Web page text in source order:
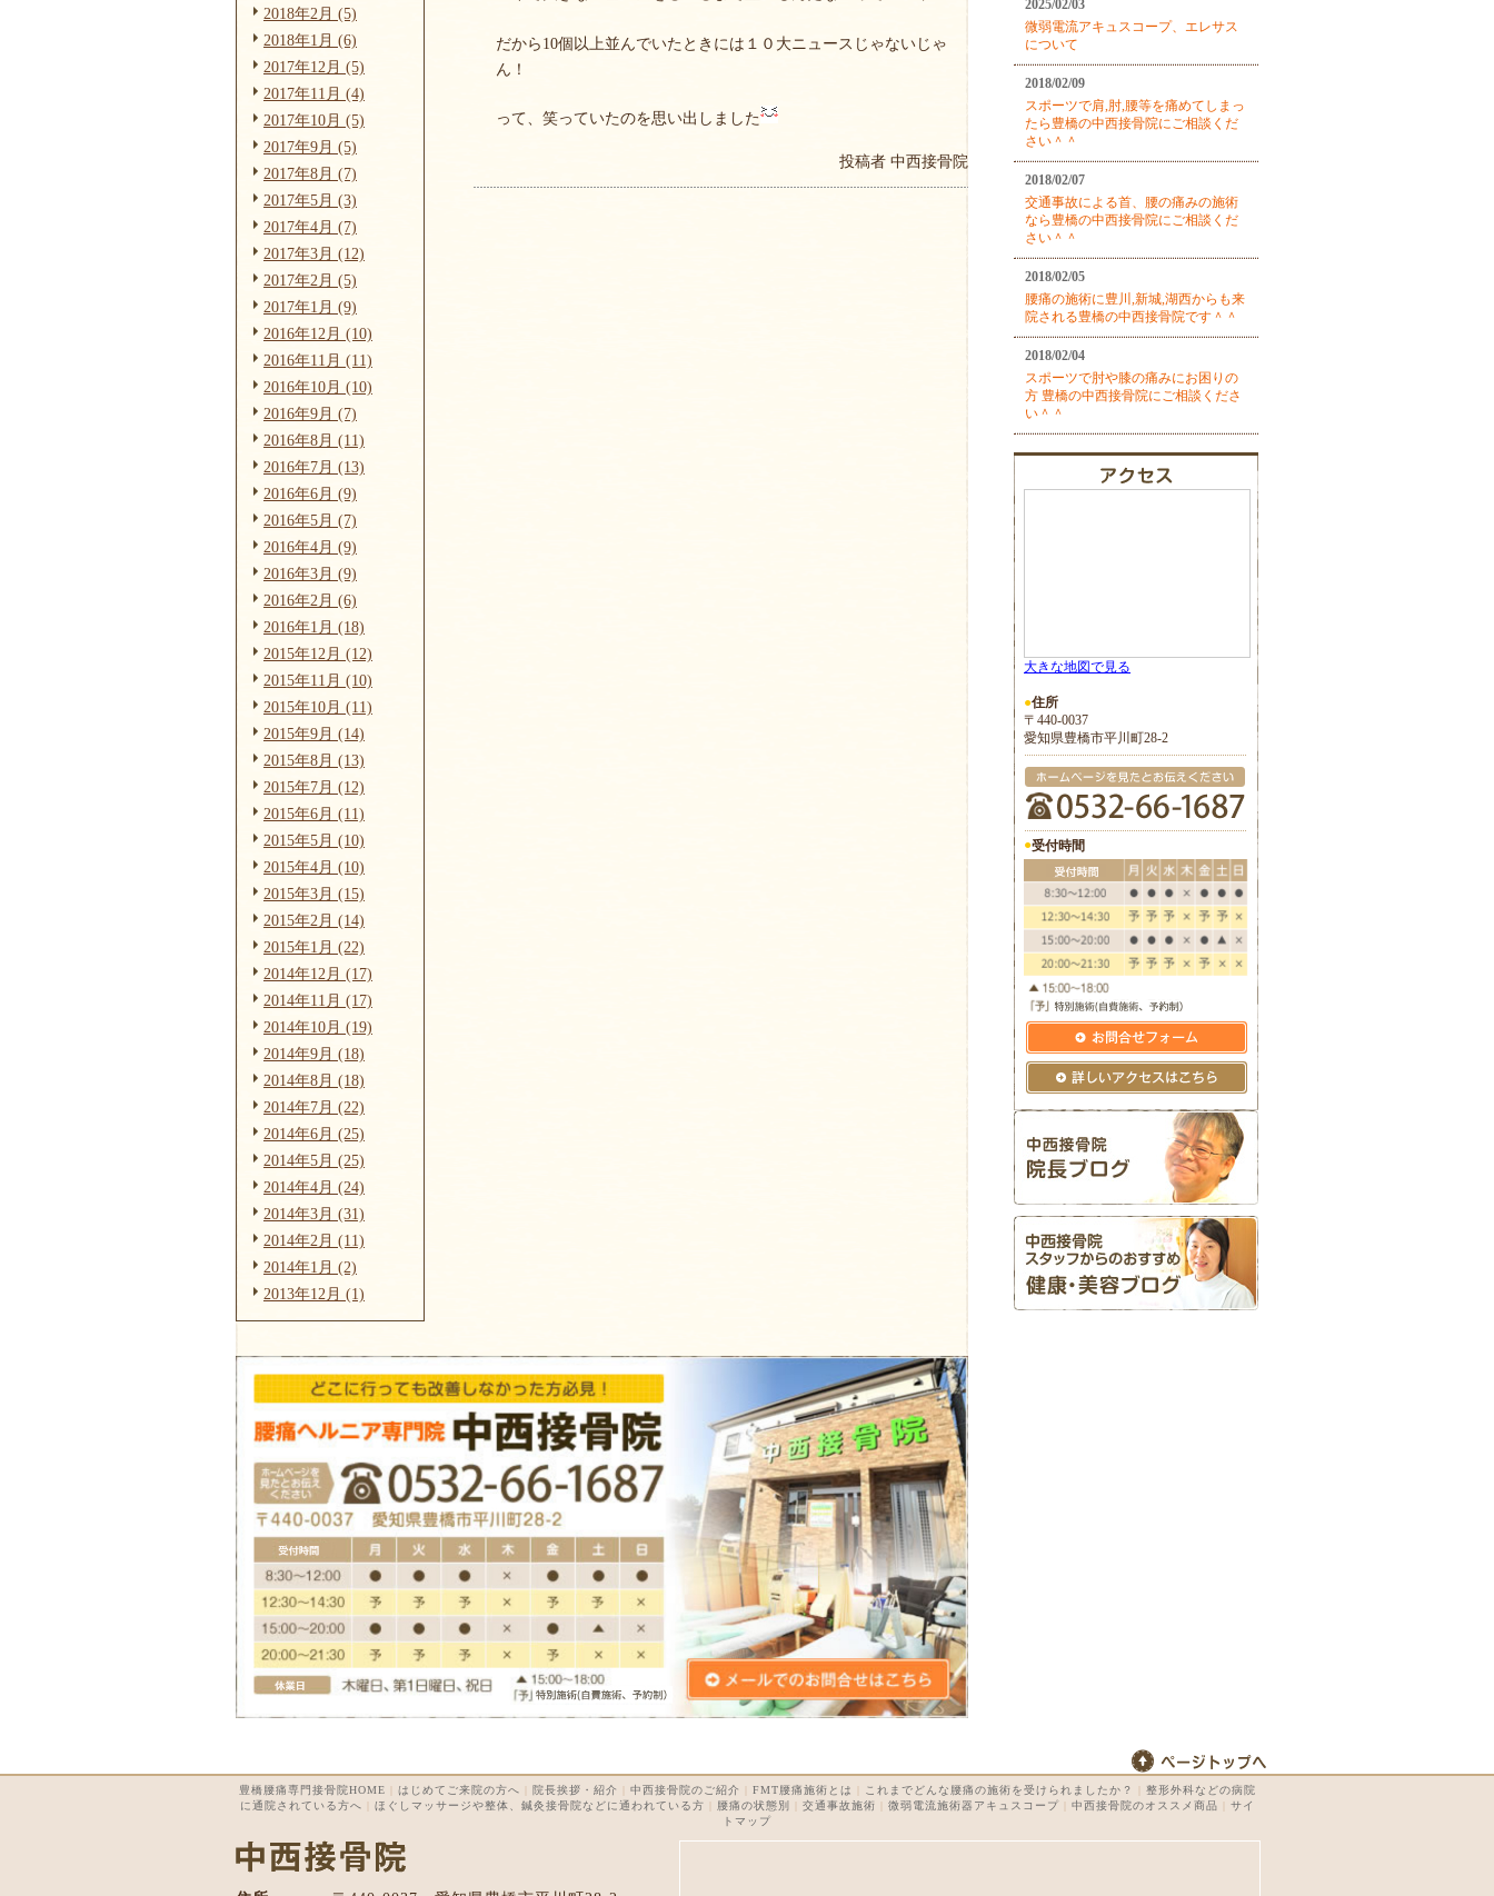
だから10個以上並んでいたときには１０大ニュースじゃないじゃ
ん！
って、笑っていたのを思い出しました
投稿者 中西接骨院
2018年2月 (5)
2018年1月 (6)
2017年12月 (5)
2017年11月 (4)
2017年10月 (5)
2017年9月 (5)
2017年8月 (7)
2017年5月 (3)
2017年4月 (7)
2017年3月 (12)
2017年2月 (5)
2017年1月 (9)
2016年12月 (10)
2016年11月 (11)
2016年10月 (10)
2016年9月 (7)
2016年8月 (11)
2016年7月 (13)
2016年6月 (9)
2016年5月 (7)
2016年4月 (9)
2016年3月 (9)
2016年2月 (6)
2016年1月 (18)
2015年12月 (12)
2015年11月 (10)
2015年10月 (11)
2015年9月 (14)
2015年8月 (13)
2015年7月 (12)
2015年6月 (11)
2015年5月 (10)
2015年4月 (10)
2015年3月 (15)
2015年2月 (14)
2015年1月 (22)
2014年12月 (17)
2014年11月 (17)
2014年10月 (19)
2014年9月 (18)
2014年8月 (18)
2014年7月 (22)
2014年6月 (25)
2014年5月 (25)
2014年4月 (24)
2014年3月 (31)
2014年2月 (11)
2014年1月 (2)
2013年12月 (1)
2025/02/03
微弱電流アキュスコープ、エレサス
について
2018/02/09
スポーツで肩,肘,腰等を痛めてしまっ
たら豊橋の中西接骨院にご相談くだ
さい＾＾
2018/02/07
交通事故による首、腰の痛みの施術
なら豊橋の中西接骨院にご相談くだ
さい＾＾
2018/02/05
腰痛の施術に豊川,新城,湖西からも来
院される豊橋の中西接骨院です＾＾
2018/02/04
スポーツで肘や膝の痛みにお困りの
方 豊橋の中西接骨院にご相談くださ
い＾＾
大きな地図で見る
●住所
〒440-0037
愛知県豊橋市平川町28-2
●受付時間
豊橋腰痛専門接骨院HOME はじめてご来院の方へ 院長挨拶・紹介 中西接骨院のご紹介 FMT腰痛施術とは これまでどんな腰痛の施術を受けられましたか？
整形外科などの病院
に通院されている方へ
ほぐしマッサージや整体、鍼灸接骨院などに通われている方 腰痛の状態別 交通事故施術 微弱電流施術器アキュスコープ| 中西接骨院のオススメ商品
サイ
トマップ